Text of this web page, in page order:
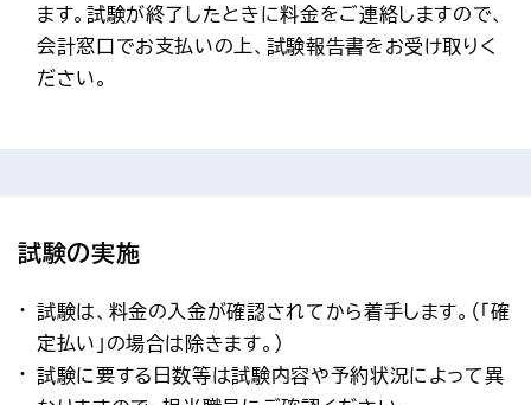
ます。試験が終了したときに料金をご連絡しますので、
会計窓口でお支払いの上、試験報告書をお受け取りく
ださい。
試験の実施
試験は、料金の入金が確認されてから着手します。（「確
定払い」の場合は除きます。）
試験に要する日数等は試験内容や予約状況によって異